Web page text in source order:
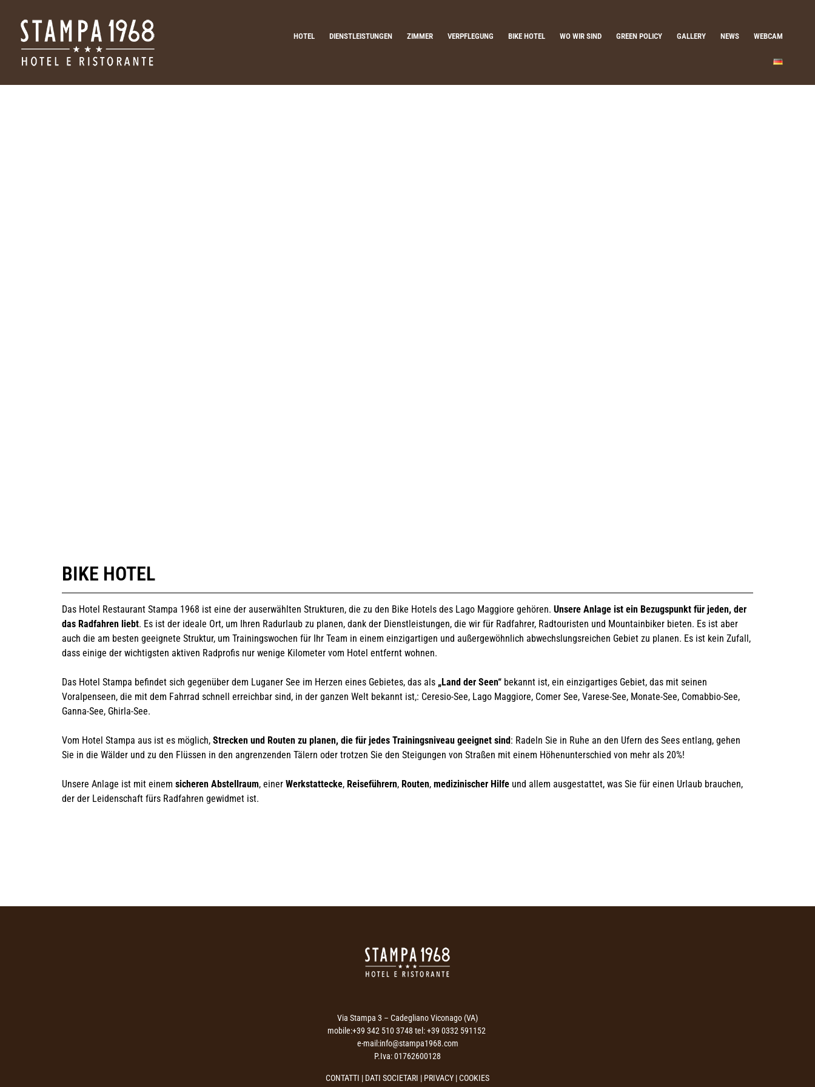
HOTEL DIENSTLEISTUNGEN ZIMMER VERPFLEGUNG BIKE HOTEL WO WIR SIND GREEN POLICY GALLERY NEWS WEBCAM
BIKE HOTEL
Das Hotel Restaurant Stampa 1968 ist eine der auserwählten Strukturen, die zu den Bike Hotels des Lago Maggiore gehören. Unsere Anlage ist ein Bezugspunkt für jeden, der
das Radfahren liebt. Es ist der ideale Ort, um Ihren Radurlaub zu planen, dank der Dienstleistungen, die wir für Radfahrer, Radtouristen und Mountainbiker bieten. Es ist aber
auch die am besten geeignete Struktur, um Trainingswochen für Ihr Team in einem einzigartigen und außergewöhnlich abwechslungsreichen Gebiet zu planen. Es ist kein Zufall,
dass einige der wichtigsten aktiven Radprofis nur wenige Kilometer vom Hotel entfernt wohnen.
Das Hotel Stampa befindet sich gegenüber dem Luganer See im Herzen eines Gebietes, das als „Land der Seen“ bekannt ist, ein einzigartiges Gebiet, das mit seinen
Voralpenseen, die mit dem Fahrrad schnell erreichbar sind, in der ganzen Welt bekannt ist,: Ceresio-See, Lago Maggiore, Comer See, Varese-See, Monate-See, Comabbio-See,
Ganna-See, Ghirla-See.
Vom Hotel Stampa aus ist es möglich, Strecken und Routen zu planen, die für jedes Trainingsniveau geeignet sind: Radeln Sie in Ruhe an den Ufern des Sees entlang, gehen
Sie in die Wälder und zu den Flüssen in den angrenzenden Tälern oder trotzen Sie den Steigungen von Straßen mit einem Höhenunterschied von mehr als 20%!
Unsere Anlage ist mit einem sicheren Abstellraum, einer Werkstattecke, Reiseführern, Routen, medizinischer Hilfe und allem ausgestattet, was Sie für einen Urlaub brauchen,
der der Leidenschaft fürs Radfahren gewidmet ist.
Via Stampa 3 – Cadegliano Viconago (VA)
mobile:+39 342 510 3748 tel: +39 0332 591152
e-mail:info@stampa1968.com
P.Iva: 01762600128
CONTATTI | DATI SOCIETARI | PRIVACY | COOKIES